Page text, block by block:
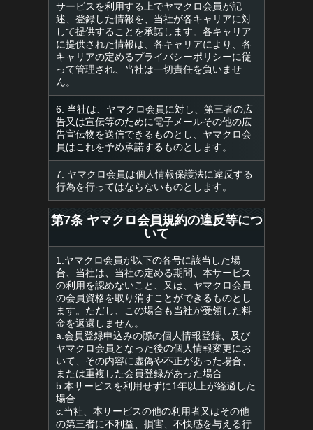
サービスを利用する上でヤマクロ会員が記
述、登録した情報を、当社が各キャリアに対
して提供することを承諾します。各キャリア
に提供された情報は、各キャリアにより、各
キャリアの定めるプライバシーポリシーに従
って管理され、当社は一切責任を負いませ
ん。
6. 当社は、ヤマクロ会員に対し、第三者の広
告又は宣伝等のために電子メールその他の広
告宣伝物を送信できるものとし、ヤマクロ会
員はこれを予め承諾するものとします。
7. ヤマクロ会員は個人情報保護法に違反する
行為を行ってはならないものとします。
第7条 ヤマクロ会員規約の違反等につ
いて
1.ヤマクロ会員が以下の各号に該当した場
合、当社は、当社の定める期間、本サービス
の利用を認めないこと、又は、ヤマクロ会員
の会員資格を取り消すことができるものとし
ます。ただし、この場合も当社が受領した料
金を返還しません。
a.会員登録申込みの際の個人情報登録、及び
ヤマクロ会員となった後の個人情報変更にお
いて、その内容に虚偽や不正があった場合、
または重複した会員登録があった場合
b.本サービスを利用せずに1年以上が経過した
場合
c.当社、本サービスの他の利用者又はその他
の第三者に不利益、損害、不快感を与える行